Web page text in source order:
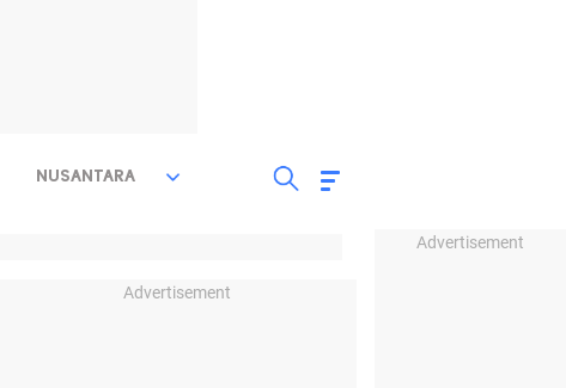
Advertisement
NUSANTARA
Advertisement